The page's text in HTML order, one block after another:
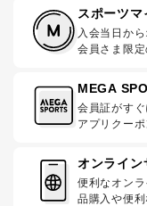
スポーツ
入会当日か
会員さま限定
MEGA
会員証がすぐ
アプリクー
オンライン
便利なオン
品購入や便利